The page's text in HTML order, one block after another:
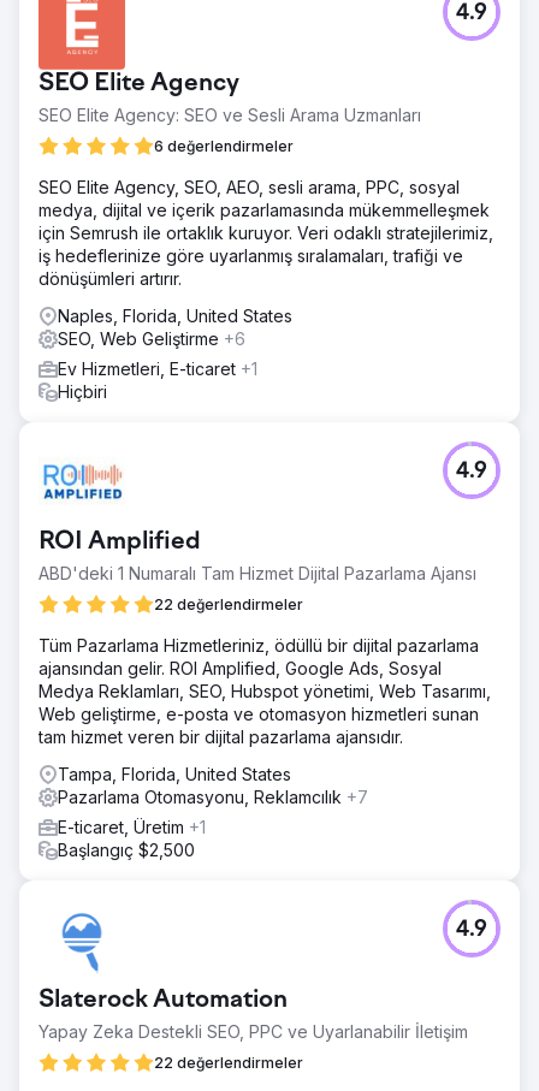
SEO Elite Agency
SEO Elite Agency: SEO ve Sesli Arama Uzmanları
6 değerlendirmeler
4.9
SEO Elite Agency, SEO, AEO, sesli arama, PPC, sosyal
medya, dijital ve içerik pazarlamasında mükemmelleşmek
için Semrush ile ortaklık kuruyor. Veri odaklı stratejilerimiz,
iş hedeflerinize göre uyarlanmış sıralamaları, trafiği ve
dönüşümleri artırır.
Naples, Florida, United States
SEO, Web Geliştirme +6
Ev Hizmetleri, E-ticaret +1
Hiçbiri
ROI Amplified
ABD'deki 1 Numaralı Tam Hizmet Dijital Pazarlama Ajansı
22 değerlendirmeler
4.9
Tüm Pazarlama Hizmetleriniz, ödüllü bir dijital pazarlama
ajansından gelir. ROI Amplified, Google Ads, Sosyal
Medya Reklamları, SEO, Hubspot yönetimi, Web Tasarımı,
Web geliştirme, e-posta ve otomasyon hizmetleri sunan
tam hizmet veren bir dijital pazarlama ajansıdır.
Tampa, Florida, United States
Pazarlama Otomasyonu, Reklamcılık +7
E-ticaret, Üretim +1
Başlangıç $2,500
Slaterock Automation
Yapay Zeka Destekli SEO, PPC ve Uyarlanabilir İletişim
22 değerlendirmeler
4.9